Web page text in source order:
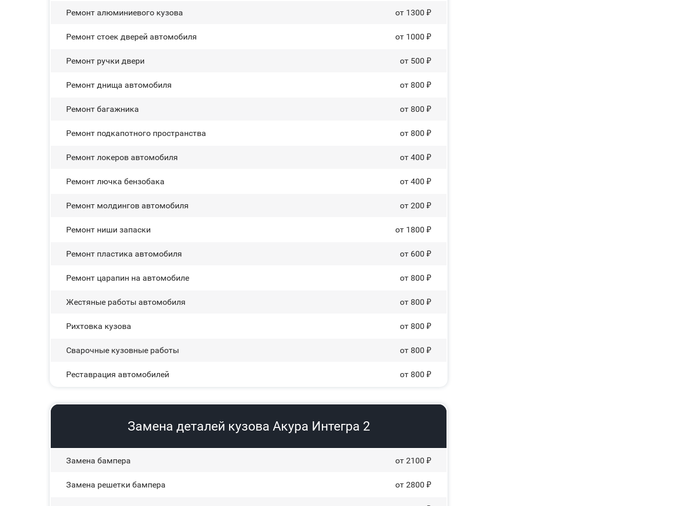
Ремонт алюминиевого кузова от 1300 ₽
Ремонт стоек дверей автомобиля от 1000 ₽
Ремонт ручки двери от 500 ₽
Ремонт днища автомобиля от 800 ₽
Ремонт багажника от 800 ₽
Ремонт подкапотного пространства от 800 ₽
Ремонт лoĸepoв автомобиля от 400 ₽
Ремонт лючка бензобака от 400 ₽
Ремонт молдингов автомобиля от 200 ₽
Ремонт ниши запаски от 1800 ₽
Ремонт пластика автомобиля от 600 ₽
Ремонт царапин на автомобиле от 800 ₽
Жестяные работы автомобиля от 800 ₽
Рихтовка кузова от 800 ₽
Сварочные кузовные работы от 800 ₽
Реставрация автомобилей от 800 ₽
Замена деталей кузова Акура Интегра 2
Замена бампера от 2100 ₽
Замена решетки бампера от 2800 ₽